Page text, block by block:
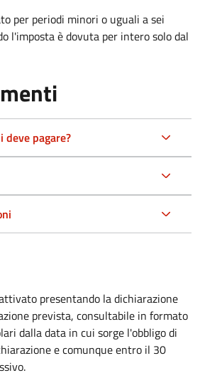
per periodi minori o uguali a sei
l'imposta è dovuta per intero solo dal
pagare?
presentando la dichiarazione
prevista, consultabile in formato
dalla data in cui sorge l'obbligo di
e comunque entro il 30